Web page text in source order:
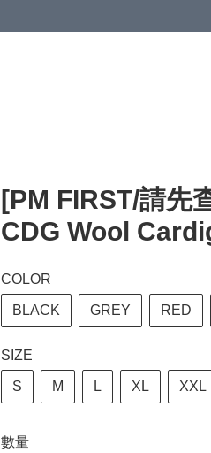
[PM FIRST/請先
CDG Wool
COLOR
BLACK GREY RED
SIZE
S M L XL XXL
數量